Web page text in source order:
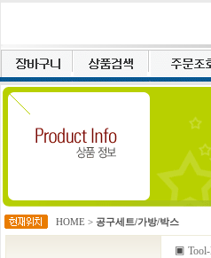
HOME > 공구세트/가방/박스
▣